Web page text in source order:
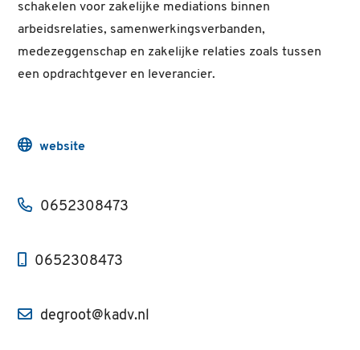
schakelen voor zakelijke mediations binnen
arbeidsrelaties, samenwerkingsverbanden,
medezeggenschap en zakelijke relaties zoals tussen
een opdrachtgever en leverancier.
website
0652308473
0652308473
degroot@kadv.nl